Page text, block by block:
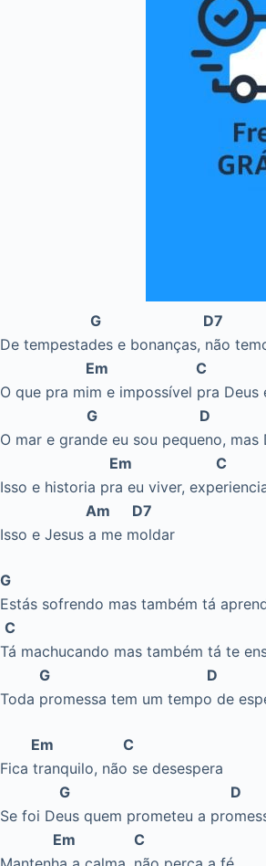
G D7
De tempestades e bonanças, não
Em C
O que pra mim e impossível pra
G D
O mar e grande eu sou pequeno,
Em C
Isso e historia pra eu viver,
Am D7
Isso e Jesus a me moldar
G
Estás sofrendo mas também tá
C
Tá machucando mas também tá te
G D
Toda promessa tem um tempo de
Em C
Fica tranquilo, não se desespera
G D
Se foi Deus quem prometeu a
Em C